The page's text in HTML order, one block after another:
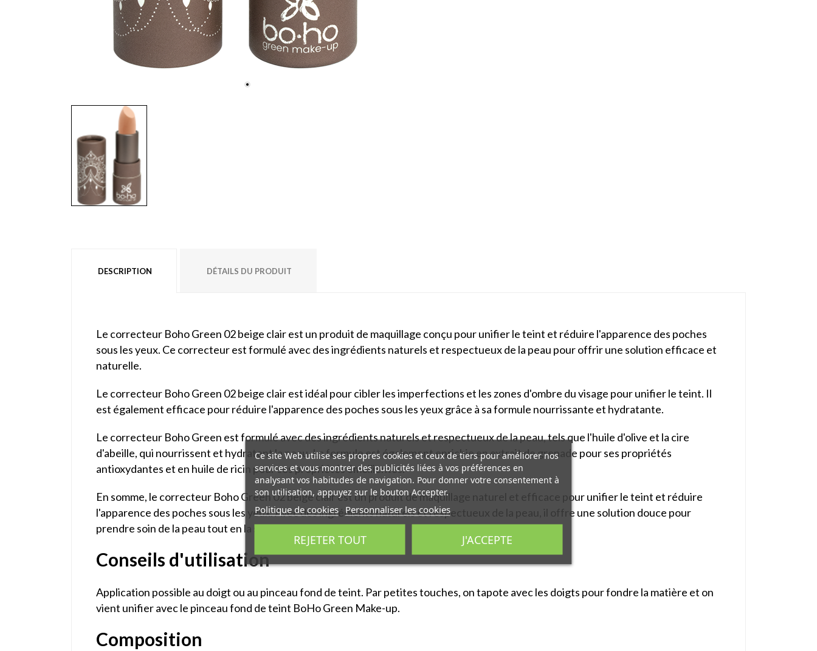
DESCRIPTION DÉTAILS DU PRODUIT
Le correcteur Boho Green 02 beige clair est un produit de maquillage conçu pour unifier le teint et réduire l'apparence des poches
sous les yeux. Ce correcteur est formulé avec des ingrédients naturels et respectueux de la peau pour offrir une solution efficace et
naturelle.
Le correcteur Boho Green 02 beige clair est idéal pour cibler les imperfections et les zones d'ombre du visage pour unifier le teint. Il
est également efficace pour réduire l'apparence des poches sous les yeux grâce à sa formule nourrissante et hydratante.
Le correcteur Boho Green est formulé avec des ingrédients naturels et respectueux de la peau, tels que l'huile d'olive et la cire
d'abeille, qui nourrissent et hydratent la peau. La formule est également enrichie en extrait de grenade pour ses propriétés
antioxydantes et en huile de ricin pour ses propriétés émollientes.
En somme, le correcteur Boho Green 02 beige clair est un produit de maquillage naturel et efficace pour unifier le teint et réduire
l'apparence des poches sous les yeux. Avec des ingrédients naturels et respectueux de la peau, il offre une solution douce pour
prendre soin de la peau tout en la sublimant.
Conseils d'utilisation
Application possible au doigt ou au pinceau fond de teint. Par petites touches, on tapote avec les doigts pour fondre la matière et on
vient unifier avec le pinceau fond de teint BoHo Green Make-up.
Composition
Ce site Web utilise ses propres cookies et ceux de tiers pour améliorer nos
services et vous montrer des publicités liées à vos préférences en
analysant vos habitudes de navigation. Pour donner votre consentement à
son utilisation, appuyez sur le bouton Accepter.
Politique de cookies Personnaliser les cookies
REJETER TOUT J'ACCEPTE